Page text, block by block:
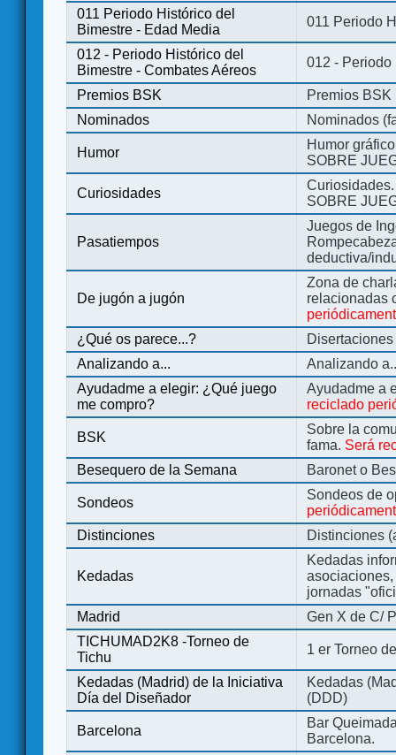
011 Periodo Histórico del
Bimestre - Edad Media
011 Periodo
012 - Periodo Histórico del
Bimestre - Combates Aéreos
012 - Periodo
Premios BSK
Premios BSK
Nominados
Nominados
Humor
Humor
SOBRE
Curiosidades
SOBRE
Pasatiempos
Juegos de
deductiva/
De jugón a jugón
Zona de
relacionadas
¿Qué os parece...?
Analizando a...
Analizando
Ayudadme a elegir: ¿Qué juego
me compro?
Ayudadme a
reciclado
BSK
Sobre la
fama. Será
Besequero de la Semana
Baronet o
Sondeos
Sondeos de
Distinciones
Distinciones
Kedadas
Kedadas
jornadas
Madrid
Gen X de C/
TICHUMAD2K8 -Torneo de
Tichu
1 er Torneo
Kedadas (Madrid) de la Iniciativa
Día del Diseñador
Kedadas
(DDD)
Barcelona
Bar
Barcelona.